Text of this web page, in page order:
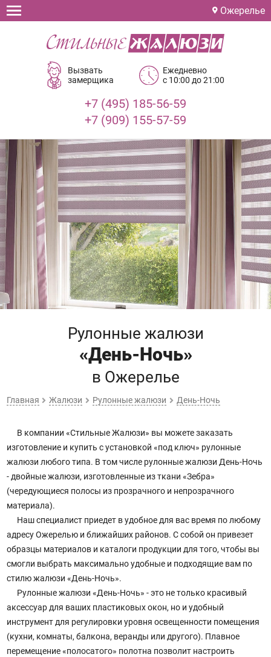
Ожерелье
Вызвать
замерщика
Ежедневно
с 10:00 до 21:00
+7 (495) 185-56-59
+7 (909) 155-57-59
Рулонные жалюзи
«День-Ночь»
в Ожерелье
Главная Жалюзи Рулонные жалюзи День-Ночь
В компании «Стильные Жалюзи» вы можете заказать
изготовление и купить с установкой «под ключ» рулонные
жалюзи любого типа. В том числе рулонные жалюзи День-Ночь
- двойные жалюзи, изготовленные из ткани «Зебра»
(чередующиеся полосы из прозрачного и непрозрачного
материала).
Наш специалист приедет в удобное для вас время по любому
адресу Ожерелью и ближайших районов. С собой он привезет
образцы материалов и каталоги продукции для того, чтобы вы
смогли выбрать максимально удобные и подходящие вам по
стилю жалюзи «День-Ночь».
Рулонные жалюзи «День-Ночь» - это не только красивый
аксессуар для ваших пластиковых окон, но и удобный
инструмент для регулировки уровня освещенности помещения
(кухни, комнаты, балкона, веранды или другого). Плавное
перемещение «полосатого» полотна позволит настроить